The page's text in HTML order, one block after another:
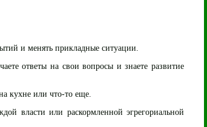
и менять прикладные ситуации.
ответы на свои вопросы и знаете развитие
кухне или что-то еще.
власти или раскормленной эгрегориальной